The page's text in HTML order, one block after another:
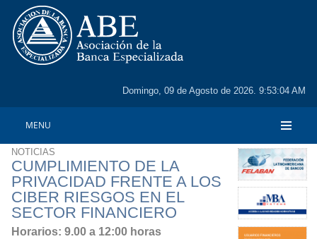
Domingo, 09 de Agosto de 2026. 9:53:04 AM
MENU
NOTICIAS
CUMPLIMIENTO DE LA
PRIVACIDAD FRENTE A LOS
CIBER RIESGOS EN EL
SECTOR FINANCIERO
Horarios: 9.00 a 12:00 horas